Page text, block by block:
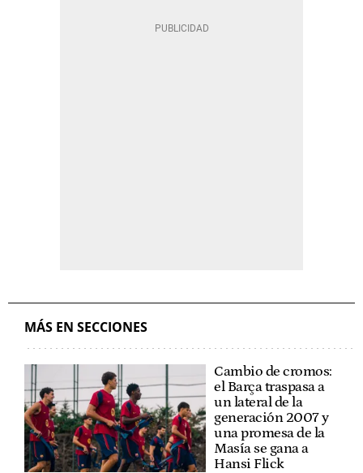
MÁS EN SECCIONES
Cambio de cromos:
el Barça traspasa a
un lateral de la
generación 2007 y
una promesa de la
Masía se gana a
Hansi Flick